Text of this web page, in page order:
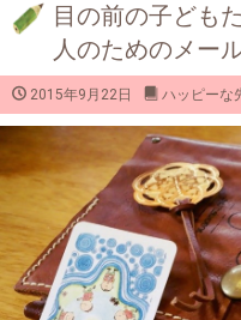
目の前の子ども
人のためのメー
2015年9月22日 ハッピーな